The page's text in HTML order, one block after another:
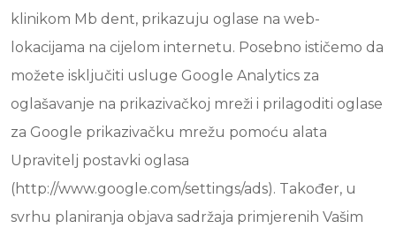
klinikom Mb dent, prikazuju oglase na web-
lokacijama na cijelom internetu. Posebno ističemo da
možete isključiti usluge Google Analytics za
oglašavanje na prikazivačkoj mreži i prilagoditi oglase
za Google prikazivačku mrežu pomoću alata
Upravitelj postavki oglasa
(http://www.google.com/settings/ads). Također, u
svrhu planiranja objava sadržaja primjerenih Vašim